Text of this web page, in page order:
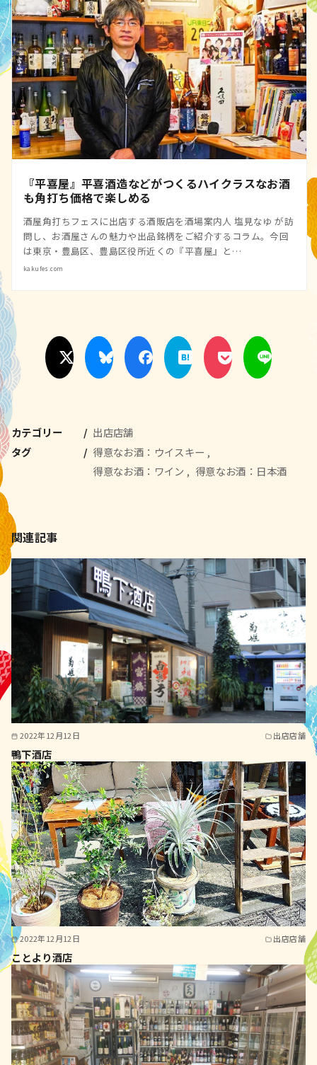
『平喜屋』平喜酒造などがつくるハイクラスなお酒
も角打ち価格で楽しめる
酒屋角打ちフェスに出店する酒販店を酒場案内人 塩見なゆ が訪
問し、お酒屋さんの魅力や出品銘柄をご紹介するコラム。今回
は東京・豊島区、豊島区役所近くの『平喜屋』と…
kakufes.com
カテゴリー
出店店舗
タグ
得意なお酒：ウイスキー
得意なお酒：ワイン
得意なお酒：日本酒
関連記事
2022年12月12日 出店店舗
鴨下酒店
2022年12月12日 出店店舗
ことより酒店